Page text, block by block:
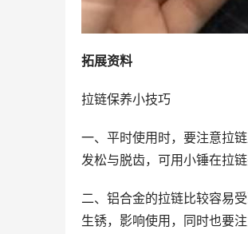
拓展资料
拉链保养小技巧
一、平时使用时，要注意拉
发松与脱齿，可用小锤在拉
二、铝合金的拉链比较容易
生锈，影响使用，同时也要